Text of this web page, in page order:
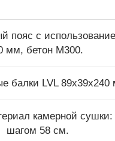
пояс с
мм, бетон М300.
балки LVL 89х39х240
камерной сушки:
шагом 58 см.